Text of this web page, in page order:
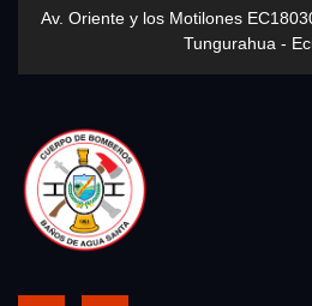
Av. Oriente y los Motilones
Tungurahua -